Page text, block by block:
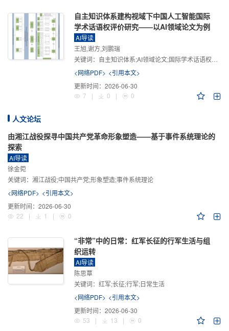
自主知识体系建构视域下中国人工智能国际
学术话语权评价研究——以AI领域论文为例
AI导读
王旭,谢方,刘鹏瑞
关键词： 自主知识体系;AI领域论文;国际学术话语权评价;学术影响力;学术感知力;学术传播力;学术引领力
<网络PDF> <引用本文>
更新时间： 2026-06-30
7
| 0 | 0
人文论坛
由湘江战役探寻中国共产党革命形象塑造——基于事件系统理论的
探索
AI导读
徐金菀
关键词： 湘江战役;中国共产党;形象塑造;事件系统理论
<网络PDF> <引用本文>
更新时间： 2026-06-30
22
| 1 | 0
“非常”中的日常：红军长征的行军生活与组
织运转
AI导读
陈思覃
关键词： 红军;长征;行军;日常生活
<网络PDF> <引用本文>
更新时间： 2026-06-30
53
| 13 | 0